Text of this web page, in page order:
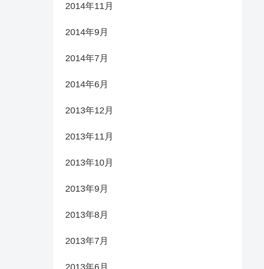
2014年11月
2014年9月
2014年7月
2014年6月
2013年12月
2013年11月
2013年10月
2013年9月
2013年8月
2013年7月
2013年6月